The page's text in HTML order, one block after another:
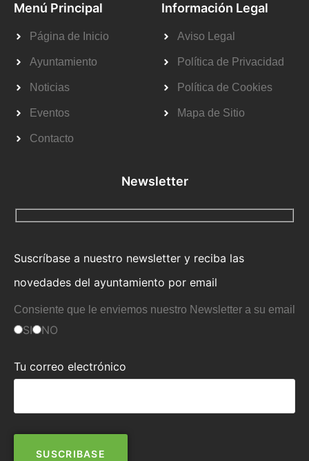
Menú Principal
Página de Inicio
Ayuntamiento
Noticias
Eventos
Contacto
Información Legal
Aviso Legal
Política de Privacidad
Política de Cookies
Mapa de Sitio
Newsletter
Suscríbase a nuestro newsletter y reciba las
novedades del ayuntamiento por email
Consiente que le enviemos nuestro Newsletter a su email
SI NO
Tu correo electrónico